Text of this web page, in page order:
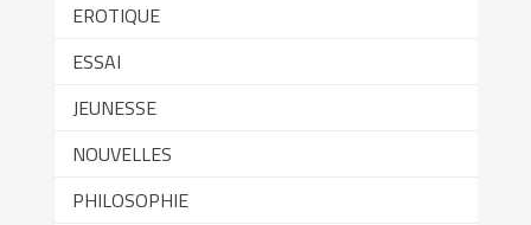
EROTIQUE
ESSAI
JEUNESSE
NOUVELLES
PHILOSOPHIE